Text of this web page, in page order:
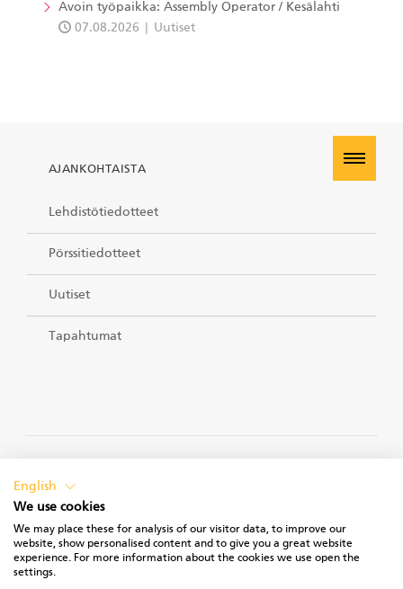
AJANKOHTAISTA
Lehdistötiedotteet
Pörssitiedotteet
Uutiset
Tapahtumat
Avoin työpaikka: Assembly Operator / Kesälahti
07.08.2026
Uutiset
English
We use cookies
We may place these for analysis of our visitor data, to improve our
website, show personalised content and to give you a great website
experience. For more information about the cookies we use open the
settings.